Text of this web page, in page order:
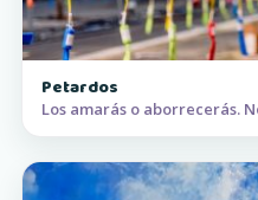
Petardos
Los amarás o aborrecerás.